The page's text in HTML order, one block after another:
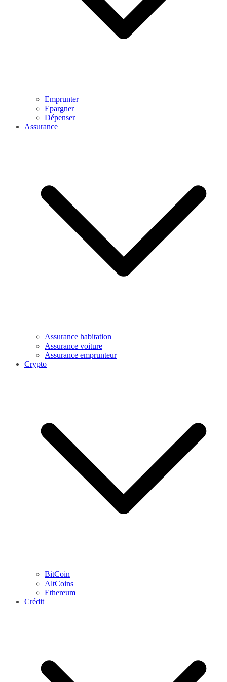
Emprunter
Epargner
Dépenser
Assurance
Assurance habitation
Assurance voiture
Assurance emprunteur
Crypto
BitCoin
AltCoins
Ethereum
Crédit